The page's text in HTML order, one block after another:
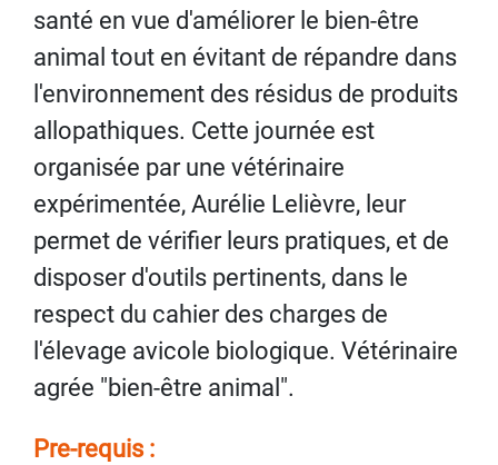
santé en vue d'améliorer le bien-être
animal tout en évitant de répandre dans
l'environnement des résidus de produits
allopathiques. Cette journée est
organisée par une vétérinaire
expérimentée, Aurélie Lelièvre, leur
permet de vérifier leurs pratiques, et de
disposer d'outils pertinents, dans le
respect du cahier des charges de
l'élevage avicole biologique. Vétérinaire
agrée "bien-être animal".
Pre-requis :